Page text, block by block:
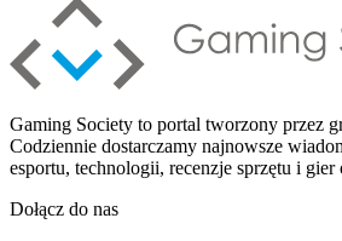
Gaming Society to portal tworzony przez
Codziennie dostarczamy najnowsze
esportu, technologii, recenzje sprzętu i gier
Dołącz do nas